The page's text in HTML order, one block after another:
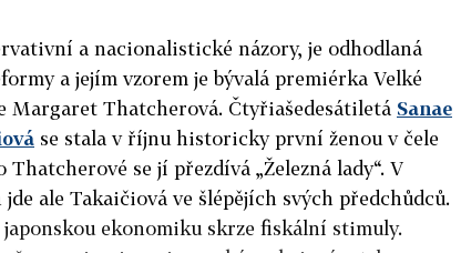
a nacionalistické názory, je odhodlaná
a jejím vzorem je bývalá premiérka Velké
Margaret Thatcherová. Čtyřiašedesátiletá Sanae
se stala v říjnu historicky první ženou v čele
Thatcherové se jí přezdívá „Železná lady“. V
ale Takaičiová ve šlépějích svých předchůdců.
ekonomiku skrze fiskální stimuly.